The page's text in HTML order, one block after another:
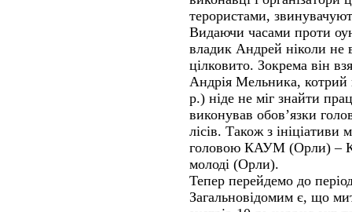
терористами,
Видаючи часами проти
владик Андрей ніколи не
цілковито. Зокрема він
Андрія Мельника, котрий
р.) ніде не міг знайти
виконував обов’язки
лісів. Також з ініціативи
головою КАУМ (Орли) –
молоді (Орли).
Тепер перейдемо до
Загальновідомим є, що